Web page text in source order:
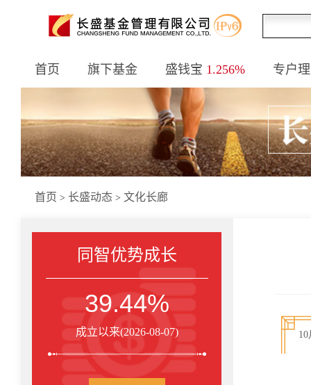
首页 旗下基金 盛钱宝 1.256% 专户
首页 > 长盛动态 > 文化长廊
同智优势成长
39.44%
成立以来(2026-08-07)